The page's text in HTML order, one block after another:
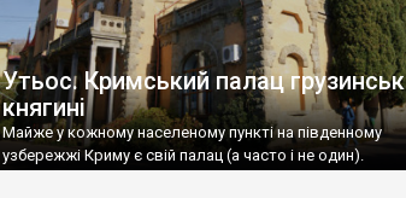
Утьос. Кримський палац
княгині
Майже у кожному населеному пункті на південному
узбережжі Криму є свій палац (а часто і не один).